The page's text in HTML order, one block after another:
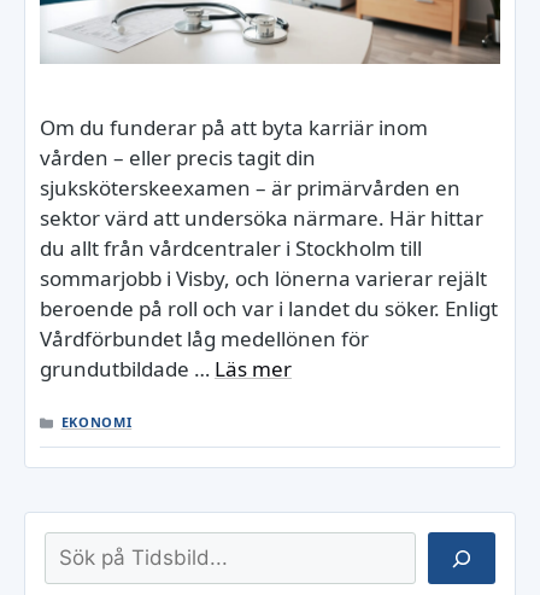
Om du funderar på att byta karriär inom
vården – eller precis tagit din
sjuksköterskeexamen – är primärvården en
sektor värd att undersöka närmare. Här hittar
du allt från vårdcentraler i Stockholm till
sommarjobb i Visby, och lönerna varierar rejält
beroende på roll och var i landet du söker. Enligt
Vårdförbundet låg medellönen för
grundutbildade … Läs mer
KATEGORIER
EKONOMI
Sök